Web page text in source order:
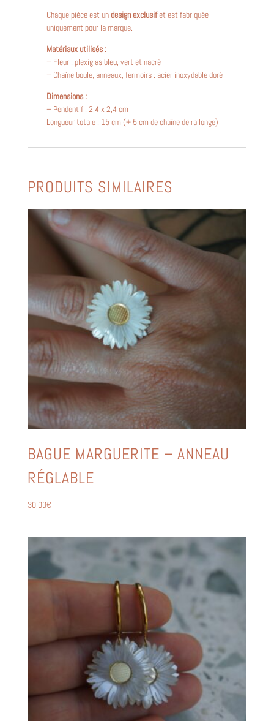
Chaque pièce est undesign exclusifet est fabriquée
uniquement pour la marque.
Matériaux utilisés :
– Fleur : plexiglas bleu, vert et nacré
– Chaîne boule, anneaux, fermoirs : acier inoxydable doré
Dimensions :
– Pendentif : 2,4 x 2,4 cm
Longueur totale : 15 cm (+ 5 cm de chaîne de rallonge)
PRODUITS SIMILAIRES
BAGUE MARGUERITE – ANNEAU
RÉGLABLE
30,00€